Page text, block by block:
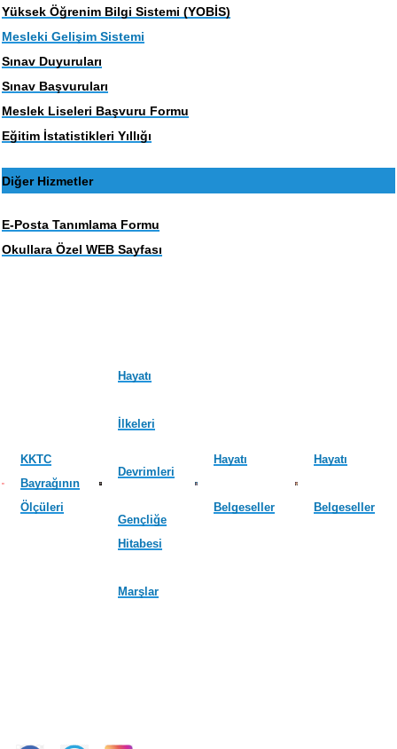
Yüksek Öğrenim Bilgi Sistemi (YOBİS)
Mesleki Gelişim Sistemi
Sınav Duyuruları
Sınav Başvuruları
Meslek Liseleri Başvuru Formu
Eğitim İstatistikleri Yıllığı
Diğer Hizmetler
E-Posta Tanımlama Formu
Okullara Özel WEB Sayfası
KKTC
Bayrağının
Ölçüleri
Hayatı
İlkeleri
Devrimleri
Gençliğe
Hitabesi
Marşlar
Hayatı
Belgeseller
Hayatı
Belgeseller